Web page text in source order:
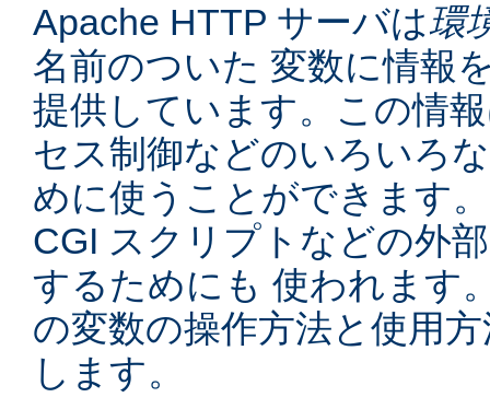
Apache HTTP サーバは環
名前のついた 変数に情報
提供しています。この情
セス制御などのいろいろ
めに使うことができます
CGI スクリプトなどの外
するためにも 使われます
の変数の操作方法と使用
します。